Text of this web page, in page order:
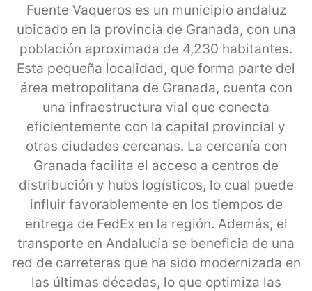
Fuente Vaqueros es un municipio andaluz
ubicado en la provincia de Granada, con una
población aproximada de 4,230 habitantes.
Esta pequeña localidad, que forma parte del
área metropolitana de Granada, cuenta con
una infraestructura vial que conecta
eficientemente con la capital provincial y
otras ciudades cercanas. La cercanía con
Granada facilita el acceso a centros de
distribución y hubs logísticos, lo cual puede
influir favorablemente en los tiempos de
entrega de FedEx en la región. Además, el
transporte en Andalucía se beneficia de una
red de carreteras que ha sido modernizada en
las últimas décadas, lo que optimiza las